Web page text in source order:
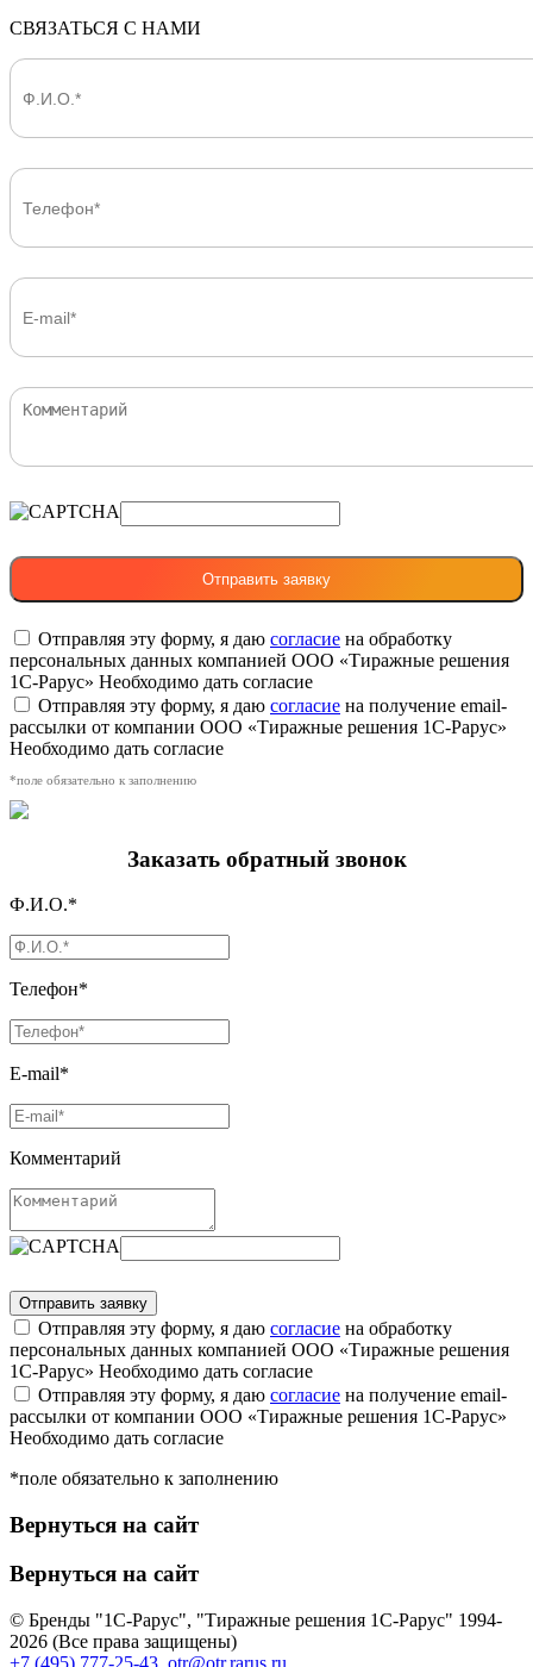
СВЯЗАТЬСЯ С НАМИ
Отправляя эту форму, я даю согласие на обработку
персональных данных компанией ООО «Тиражные решения
1С-Рарус» Необходимо дать согласие
Отправляя эту форму, я даю согласие на получение email-
рассылки от компании ООО «Тиражные решения 1С-Рарус»
Необходимо дать согласие
*поле обязательно к заполнению
Заказать обратный звонок
Ф.И.О.*
Телефон*
E-mail*
Комментарий
Отправляя эту форму, я даю согласие на обработку
персональных данных компанией ООО «Тиражные решения
1С-Рарус» Необходимо дать согласие
Отправляя эту форму, я даю согласие на получение email-
рассылки от компании ООО «Тиражные решения 1С-Рарус»
Необходимо дать согласие
*поле обязательно к заполнению
Вернуться на сайт
Вернуться на сайт
© Бренды "1С-Рарус", "Тиражные решения 1С-Рарус" 1994-
2026 (Все права защищены)
+7 (495) 777-25-43 otr@otr.rarus.ru